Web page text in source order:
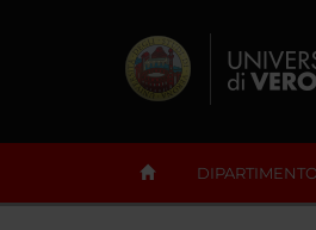
DIPARTIMENTO